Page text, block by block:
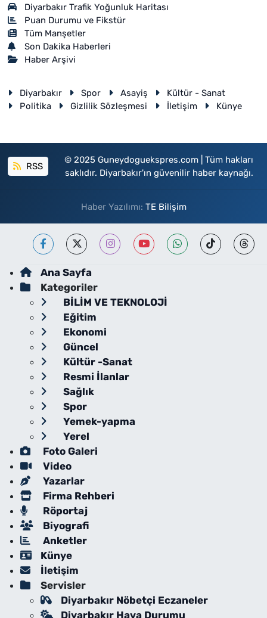
Diyarbakır Trafik Yoğunluk Haritası
Puan Durumu ve Fikstür
Tüm Manşetler
Son Dakika Haberleri
Haber Arşivi
Diyarbakır Spor Asayiş
Kültür - Sanat
Politika
Gizlilik Sözleşmesi İletişim Künye
RSS
© 2025 Guneydoguekspres.com | Tüm hakları
saklıdır. Diyarbakır'ın güvenilir haber kaynağı.
Haber Yazılımı: TE Bilişim
Ana Sayfa
Kategoriler
BİLİM VE TEKNOLOJİ
Eğitim
Ekonomi
Güncel
Kültür -Sanat
Resmi İlanlar
Sağlık
Spor
Yemek-yapma
Yerel
Foto Galeri
Video
Yazarlar
Firma Rehberi
Röportaj
Biyografi
Anketler
Künye
İletişim
Servisler
Diyarbakır Nöbetçi Eczaneler
Diyarbakır Hava Durumu